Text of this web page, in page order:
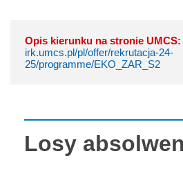
Opis kierunku na stronie UMCS:
irk.umcs.pl/pl/offer/rekrutacja-24-
25/programme/EKO_ZAR_S2
Losy